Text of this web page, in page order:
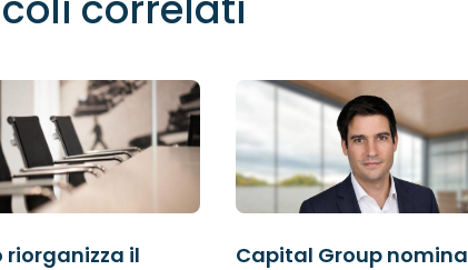
riorganizza il
Capital Group nomina